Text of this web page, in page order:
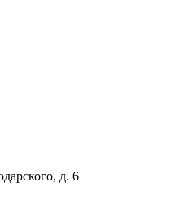
д. 6